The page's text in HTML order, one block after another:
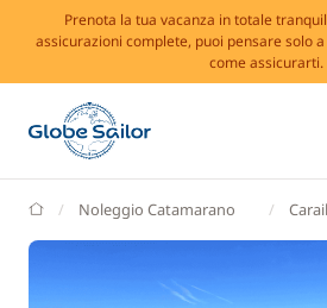
Prenota la tua vacanza in totale
assicurazioni complete, puoi pensare solo
come assicurarti.
GlobeSailor
Noleggio Catamarano